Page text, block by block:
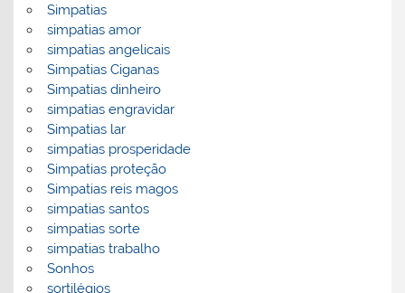
Simpatias
simpatias amor
simpatias angelicais
Simpatias Ciganas
Simpatias dinheiro
simpatias engravidar
Simpatias lar
simpatias prosperidade
Simpatias proteção
Simpatias reis magos
simpatias santos
simpatias sorte
simpatias trabalho
Sonhos
sortilégios